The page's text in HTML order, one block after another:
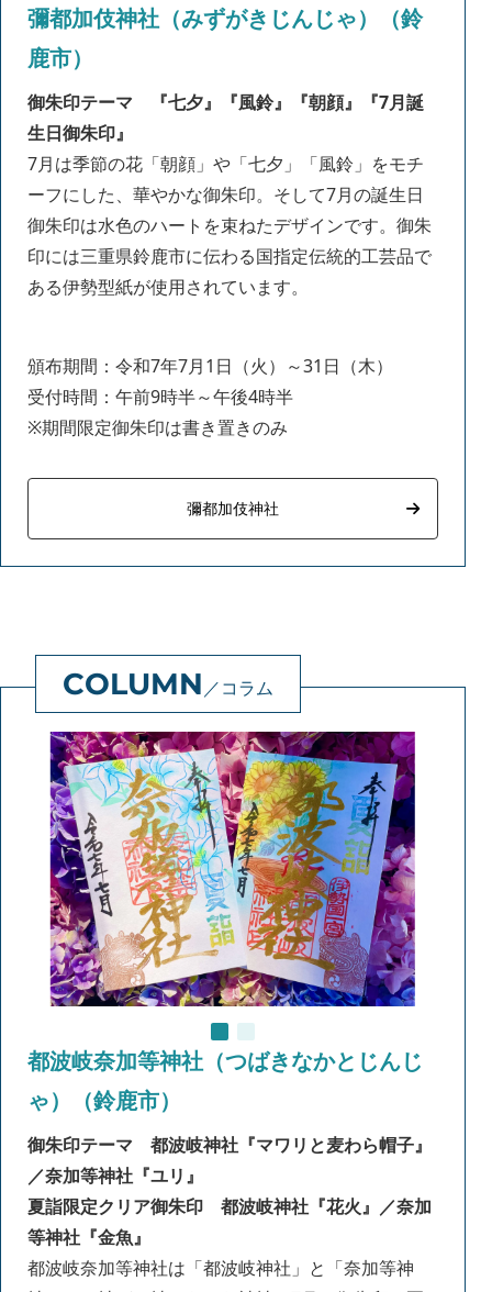
彌都加伎神社（みずがきじんじゃ）（鈴
鹿市）
御朱印テーマ
『七夕』『風鈴』『朝顔』『7月誕
生日御朱印』
7月は季節の花「朝顔」や「七夕」「風鈴」をモチ
ーフにした、華やかな御朱印。そして7月の誕生日
御朱印は水色のハートを束ねたデザインです。御朱
印には三重県鈴鹿市に伝わる国指定伝統的工芸品で
ある伊勢型紙が使用されています。
頒布期間：令和7年7月1日（火）～31日（木）
受付時間：午前9時半～午後4時半
※期間限定御朱印は書き置きのみ
彌都加伎神社
コラム
都波岐奈加等神社（つばきなかとじんじ
ゃ）（鈴鹿市）
御朱印テーマ 都波岐神社『マワリと麦わら帽子』
／奈加等神社『ユリ』
夏詣限定クリア御朱印 都波岐神社『花火』／奈加
等神社『金魚』
都波岐奈加等神社は「都波岐神社」と「奈加等神